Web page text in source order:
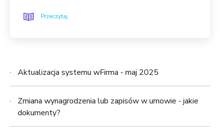
Przeczytaj
Aktualizacja systemu wFirma - maj 2025
Zmiana wynagrodzenia lub zapisów w umowie - jakie
dokumenty?